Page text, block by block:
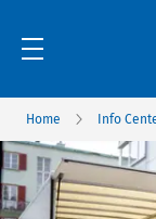
Home Info